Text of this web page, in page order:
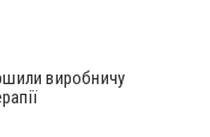
виробничу